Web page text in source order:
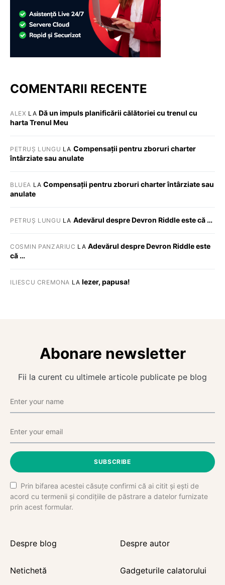
COMENTARII RECENTE
ALEX LA Dă un impuls planificării călătoriei cu trenul cu
harta Trenul Meu
PETRUȘ LUNGU LA Compensații pentru zboruri charter
întârziate sau anulate
BLUEA LACompensații pentru zboruri charter întârziate sau
anulate
PETRUȘ LUNGU LA Adevărul despre Devron Riddle este că …
COSMIN PANZARIUC LA Adevărul despre Devron Riddle este
că …
ILIESCU CREMONA LA Iezer, papusa!
Abonare newsletter
Fii la curent cu ultimele articole publicate pe blog
SUBSCRIBE
Prin bifarea acestei căsuțe confirmi că ai citit și ești de
acord cu termenii și condițiile de păstrare a datelor furnizate
prin acest formular.
Despre blog Despre autor
Netichetă Gadgeturile calatorului